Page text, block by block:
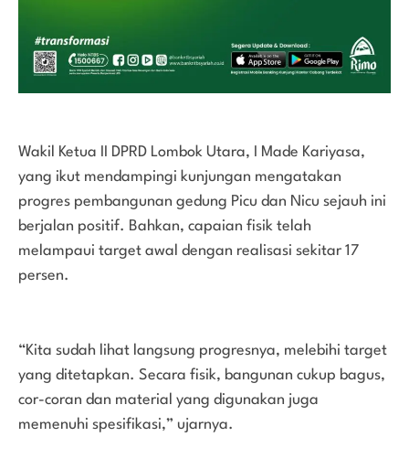
Wakil Ketua II DPRD Lombok Utara, I Made Kariyasa,
yang ikut mendampingi kunjungan mengatakan
progres pembangunan gedung Picu dan Nicu sejauh ini
berjalan positif. Bahkan, capaian fisik telah
melampaui target awal dengan realisasi sekitar 17
persen.
“Kita sudah lihat langsung progresnya, melebihi target
yang ditetapkan. Secara fisik, bangunan cukup bagus,
cor-coran dan material yang digunakan juga
memenuhi spesifikasi,” ujarnya.